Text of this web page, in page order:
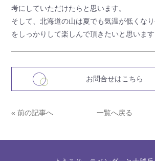
考にしていただけたらと思います。
そして、北海道の山は夏でも気温が低くな
をしっかりして楽しんで頂きたいと思います
お問合せはこちら
« 前の記事へ 一覧へ戻る